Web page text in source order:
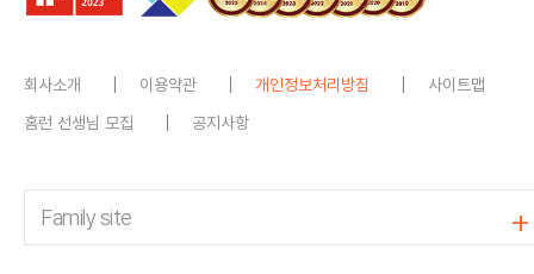
회사소개 이용약관 개인정보처리방침
사이트맵
홈런 선생님 모집
공지사항